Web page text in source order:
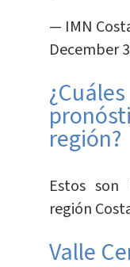
— IMN
December
región?
Estos son
región
Valle